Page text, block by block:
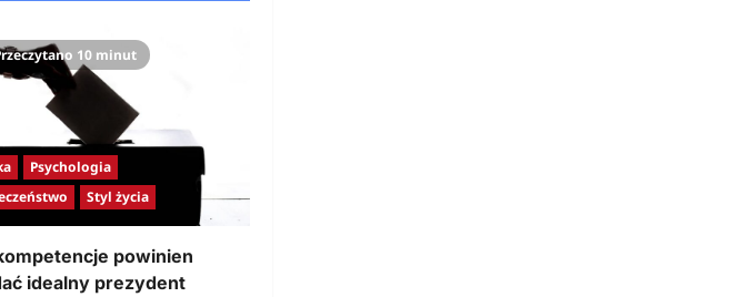
10 minut
Psychologia
Styl życia
powinien
idealny prezydent